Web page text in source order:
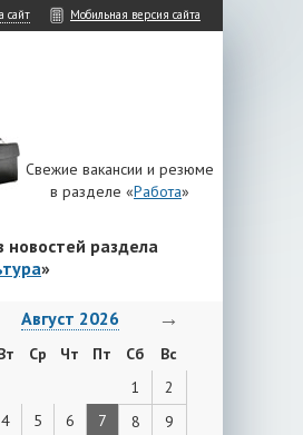
сайт Мобильная версия сайта
Свежие вакансии и резюме
в разделе «Работа»
новостей раздела
»
Август 2026 →
Ср Чт Пт Сб
Вс
1
2
4 5 6 7 8
9